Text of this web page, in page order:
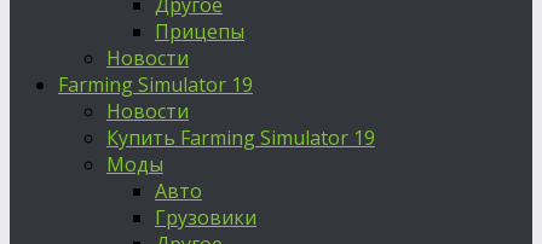
Прицепы
Новости
Farming Simulator 19
Новости
Купить Farming Simulator 19
Моды
Авто
Грузовики